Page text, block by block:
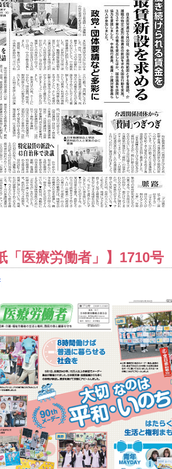
「医療労働者」】1710号